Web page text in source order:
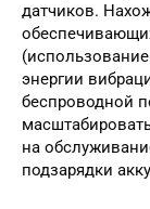
датчиков.
энергии
беспроводной
на
подзарядки